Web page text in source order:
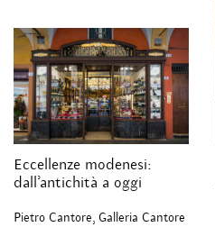
Eccellenze modenesi:
dall’antichità a oggi
Pietro Cantore, Galleria Cantore